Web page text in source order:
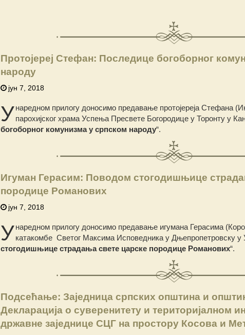
Протојереј Стефан: Последице богоборног
народу
јун 7, 2018
У наредном прилогу доносимо предавање протојереја Стефана
парохијског храма Успења Пресвете Богородице у Торонту у
богоборног комунизма у српском народу“.
Игуман Герасим: Поводом стогодишњице
породице Романових
јун 7, 2018
У наредном прилогу доносимо предавање игумана Герасима
катакомбе Светог Максима Исповедника у Дњепропетровску у
стогодишњице страдања свете царске породице Романових“.
Подсећање: Заједница српских општина и
Декларација о суверенитету и територијалном
државне заједнице СЦГ на простору Косова и